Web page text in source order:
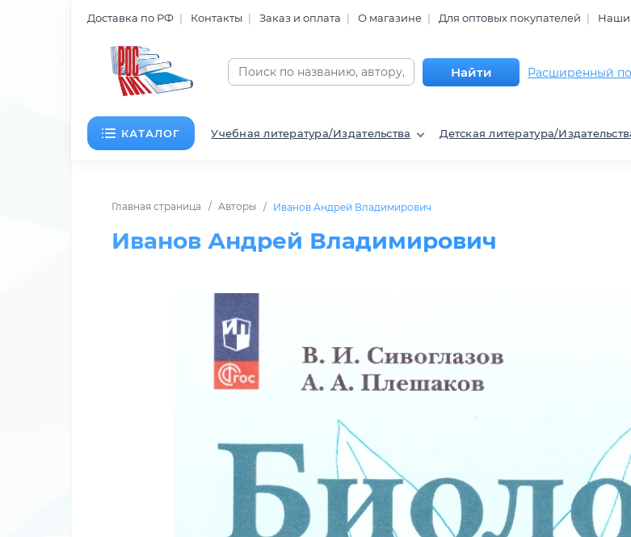
Доставка по РФ Контакты Заказ и оплата О магазине Для оптовых покупателей Наши
Найти Расширенный
КАТАЛОГ Учебная литература/Издательства Детская литература/
Главная страница Авторы Иванов Андрей Владимирович
Иванов Андрей Владимирович